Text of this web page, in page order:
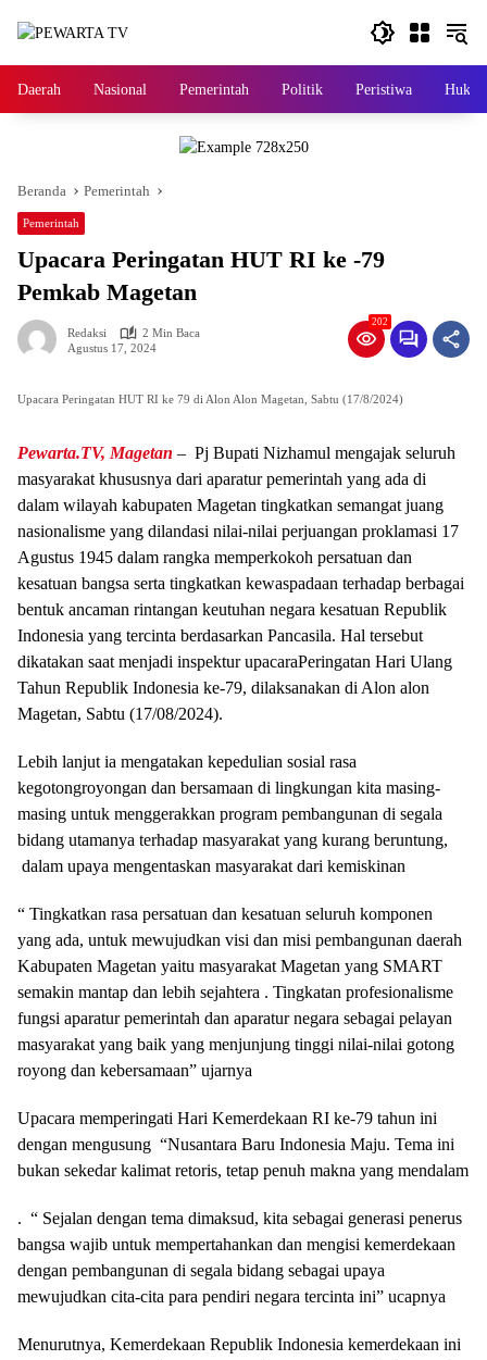
Daerah Nasional Pemerintah Politik Peristiwa
Beranda Pemerintah
Pemerintah
Upacara Peringatan HUT RI ke -79
Pemkab Magetan
Redaksi
2 Min Baca
Agustus 17, 2024
202
Upacara Peringatan HUT RI ke 79 di Alon Alon Magetan, Sabtu (17/8/2024)
Pewarta.TV, Magetan – Pj Bupati Nizhamul mengajak seluruh
masyarakat khususnya dari aparatur pemerintah yang ada di
dalam wilayah kabupaten Magetan tingkatkan semangat juang
nasionalisme yang dilandasi nilai-nilai perjuangan proklamasi 17
Agustus 1945 dalam rangka memperkokoh persatuan dan
kesatuan bangsa serta tingkatkan kewaspadaan terhadap berbagai
bentuk ancaman rintangan keutuhan negara kesatuan Republik
Indonesia yang tercinta berdasarkan Pancasila. Hal tersebut
dikatakan saat menjadi inspektur upacaraPeringatan Hari Ulang
Tahun Republik Indonesia ke-79, dilaksanakan di Alon alon
Magetan, Sabtu (17/08/2024).
Lebih lanjut ia mengatakan kepedulian sosial rasa
kegotongroyongan dan bersamaan di lingkungan kita masing-
masing untuk menggerakkan program pembangunan di segala
bidang utamanya terhadap masyarakat yang kurang beruntung,
dalam upaya mengentaskan masyarakat dari kemiskinan
“ Tingkatkan rasa persatuan dan kesatuan seluruh komponen
yang ada, untuk mewujudkan visi dan misi pembangunan daerah
Kabupaten Magetan yaitu masyarakat Magetan yang SMART
semakin mantap dan lebih sejahtera . Tingkatan profesionalisme
fungsi aparatur pemerintah dan aparatur negara sebagai pelayan
masyarakat yang baik yang menjunjung tinggi nilai-nilai gotong
royong dan kebersamaan” ujarnya
Upacara memperingati Hari Kemerdekaan RI ke-79 tahun ini
dengan mengusung “Nusantara Baru Indonesia Maju. Tema ini
bukan sekedar kalimat retoris, tetap penuh makna yang mendalam
. “ Sejalan dengan tema dimaksud, kita sebagai generasi penerus
bangsa wajib untuk mempertahankan dan mengisi kemerdekaan
dengan pembangunan di segala bidang sebagai upaya
mewujudkan cita-cita para pendiri negara tercinta ini” ucapnya
Menurutnya, Kemerdekaan Republik Indonesia kemerdekaan ini